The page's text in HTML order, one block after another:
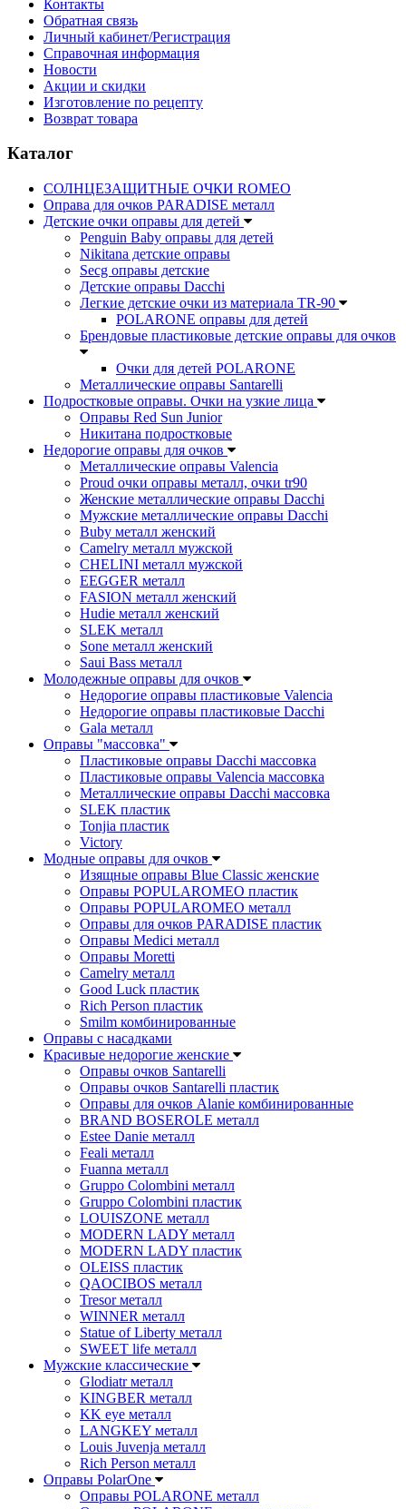
Контакты
Обратная связь
Личный кабинет/Регистрация
Справочная информация
Новости
Акции и скидки
Изготовление по рецепту
Возврат товара
Каталог
СОЛНЦЕЗАЩИТНЫЕ ОЧКИ ROMEO
Оправа для очков PARADISE металл
Детские очки оправы для детей
Penguin Baby оправы для детей
Nikitana детские оправы
Secg оправы детские
Детские оправы Dacchi
Легкие детские очки из материала TR-90
POLARONE оправы для детей
Брендовые пластиковые детские оправы для очков
Очки для детей POLARONE
Металлические оправы Santarelli
Подростковые оправы. Очки на узкие лица
Оправы Red Sun Junior
Никитана подростковые
Недорогие оправы для очков
Металлические оправы Valencia
Proud очки оправы металл, очки tr90
Женские металлические оправы Dacchi
Мужские металлические оправы Dacchi
Buby металл женский
Camelry металл мужской
CHELINI металл мужской
EEGGER металл
FASION металл женский
Hudie металл женский
SLEK металл
Sone металл женский
Saui Bass металл
Молодежные оправы для очков
Недорогие оправы пластиковые Valencia
Недорогие оправы пластиковые Dacchi
Gala металл
Оправы "массовка"
Пластиковые оправы Dacchi массовка
Пластиковые оправы Valencia массовка
Металлические оправы Dacchi массовка
SLEK пластик
Tonjia пластик
Victory
Модные оправы для очков
Изящные оправы Blue Classic женские
Оправы POPULAROMEO пластик
Оправы POPULAROMEO металл
Оправы для очков PARADISE пластик
Оправы Medici металл
Оправы Moretti
Camelry металл
Good Luck пластик
Rich Person пластик
Smilm комбинированные
Оправы с насадками
Красивые недорогие женские
Оправы очков Santarelli
Оправы очков Santarelli пластик
Оправы для очков Alanie комбинированные
BRAND BOSEROLE металл
Estee Danie металл
Feali металл
Fuanna металл
Gruppo Colombini металл
Gruppo Colombini пластик
LOUISZONE металл
MODERN LADY металл
MODERN LADY пластик
OLEISS пластик
QAOCIBOS металл
Tresor металл
WINNER металл
Statue of Liberty металл
SWEET life металл
Мужские классические
Glodiatr металл
KINGBER металл
KK eye металл
LANGKEY металл
Louis Juvenja металл
Rich Person металл
Оправы PolarOne
Оправы POLARONE металл